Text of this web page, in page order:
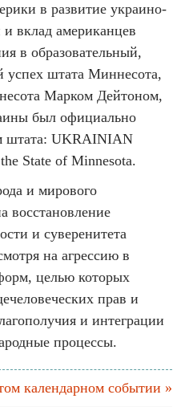
в развитие украино-
вклад американцев
в образовательный,
успех штата Миннесота,
Марком Дейтоном,
был официально
штата: UKRAINIAN
State of Minnesota.
и мирового
восстановление
и суверенитета
на агрессию в
целью которых
прав и
и интеграции
процессы.
календарном событии »